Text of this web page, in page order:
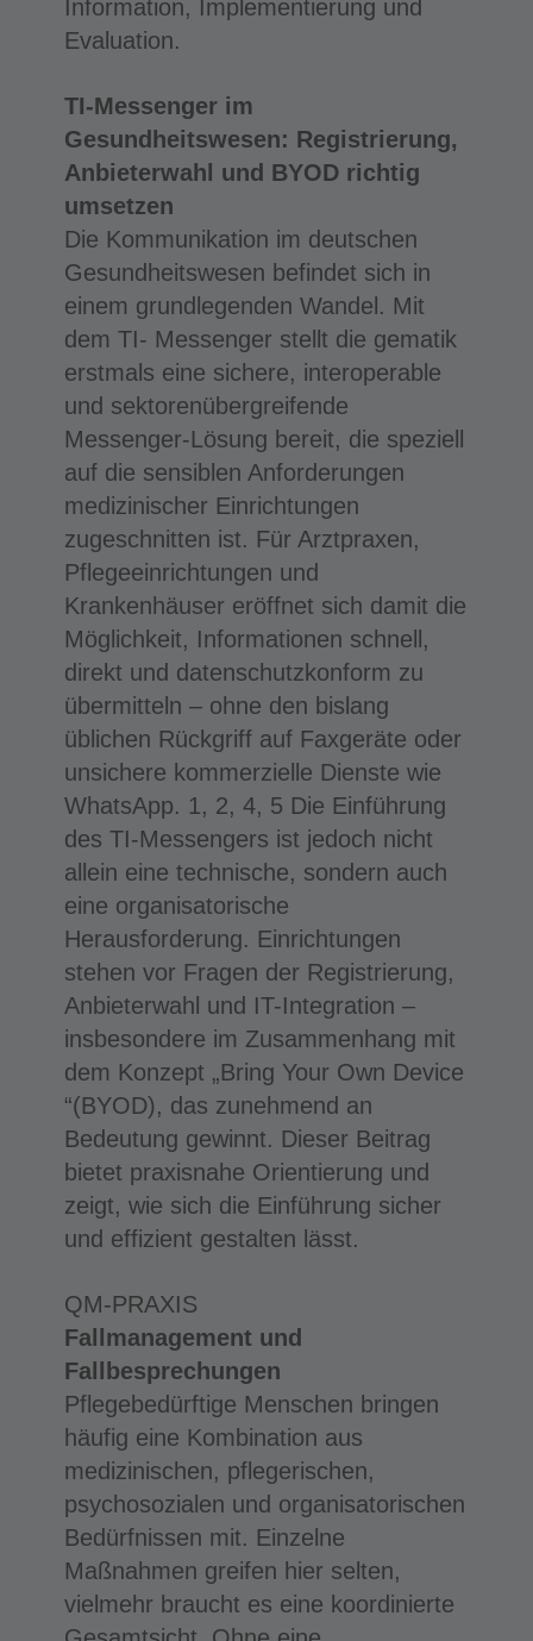
Information, Implementierung und
Evaluation.
TI-Messenger im
Gesundheitswesen: Registrierung,
Anbieterwahl und BYOD richtig
umsetzen
Die Kommunikation im deutschen
Gesundheitswesen befindet sich in
einem grundlegenden Wandel. Mit
dem TI- Messenger stellt die gematik
erstmals eine sichere, interoperable
und sektorenübergreifende
Messenger-Lösung bereit, die speziell
auf die sensiblen Anforderungen
medizinischer Einrichtungen
zugeschnitten ist. Für Arztpraxen,
Pflegeeinrichtungen und
Krankenhäuser eröffnet sich damit die
Möglichkeit, Informationen schnell,
direkt und datenschutzkonform zu
übermitteln – ohne den bislang
üblichen Rückgriff auf Faxgeräte oder
unsichere kommerzielle Dienste wie
WhatsApp. 1, 2, 4, 5 Die Einführung
des TI-Messengers ist jedoch nicht
allein eine technische, sondern auch
eine organisatorische
Herausforderung. Einrichtungen
stehen vor Fragen der Registrierung,
Anbieterwahl und IT-Integration –
insbesondere im Zusammenhang mit
dem Konzept „Bring Your Own Device
“(BYOD), das zunehmend an
Bedeutung gewinnt. Dieser Beitrag
bietet praxisnahe Orientierung und
zeigt, wie sich die Einführung sicher
und effizient gestalten lässt.
QM-PRAXIS
Fallmanagement und
Fallbesprechungen
Pflegebedürftige Menschen bringen
häufig eine Kombination aus
medizinischen, pflegerischen,
psychosozialen und organisatorischen
Bedürfnissen mit. Einzelne
Maßnahmen greifen hier selten,
vielmehr braucht es eine koordinierte